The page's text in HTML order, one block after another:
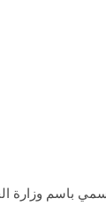
باسم وزارة